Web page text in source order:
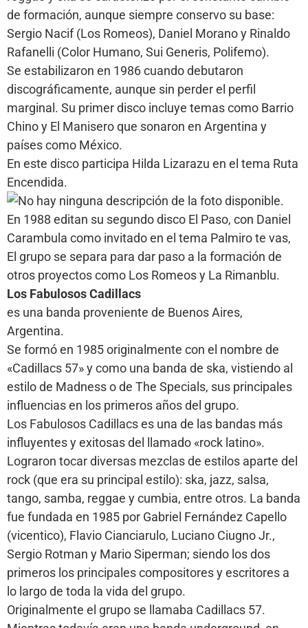
de formación, aunque siempre conservo su base:
Sergio Nacif (Los Romeos), Daniel Morano y Rinaldo
Rafanelli (Color Humano, Sui Generis, Polifemo).
Se estabilizaron en 1986 cuando debutaron
discográficamente, aunque sin perder el perfil
marginal. Su primer disco incluye temas como Barrio
Chino y El Manisero que sonaron en Argentina y
países como México.
En este disco participa Hilda Lizarazu en el tema Ruta
Encendida.
En 1988 editan su segundo disco El Paso, con Daniel
Carambula como invitado en el tema Palmiro te vas,
El grupo se separa para dar paso a la formación de
otros proyectos como Los Romeos y La Rimanblu.
Los Fabulosos Cadillacs
es una banda proveniente de Buenos Aires,
Argentina.
Se formó en 1985 originalmente con el nombre de
«Cadillacs 57» y como una banda de ska, vistiendo al
estilo de Madness o de The Specials, sus principales
influencias en los primeros años del grupo.
Los Fabulosos Cadillacs es una de las bandas más
influyentes y exitosas del llamado «rock latino».
Lograron tocar diversas mezclas de estilos aparte del
rock (que era su principal estilo): ska, jazz, salsa,
tango, samba, reggae y cumbia, entre otros. La banda
fue fundada en 1985 por Gabriel Fernández Capello
(vicentico), Flavio Cianciarulo, Luciano Ciugno Jr.,
Sergio Rotman y Mario Siperman; siendo los dos
primeros los principales compositores y escritores a
lo largo de toda la vida del grupo.
Originalmente el grupo se llamaba Cadillacs 57.